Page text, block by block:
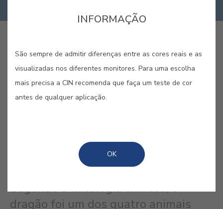
GUARDAR
AZUL DRAGÃO #E253
Segundo a mitologia chinesa, o
dragão foi um dos quatro animais
INFORMAÇÃO
São sempre de admitir diferenças entre as cores reais e as
visualizadas nos diferentes monitores. Para uma escolha
mais precisa a CIN recomenda que faça um teste de cor
antes de qualquer aplicação.
OK